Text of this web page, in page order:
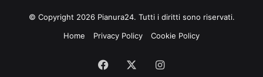
© Copyright 2026 Pianura24. Tutti i diritti sono riservati.
Home
Privacy Policy Cookie Policy
Facebook Instagram